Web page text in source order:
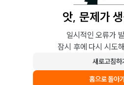
앗, 문제가
일시적인 오류가
잠시 후에 다시 시도
새로고침하
홈으로 돌아